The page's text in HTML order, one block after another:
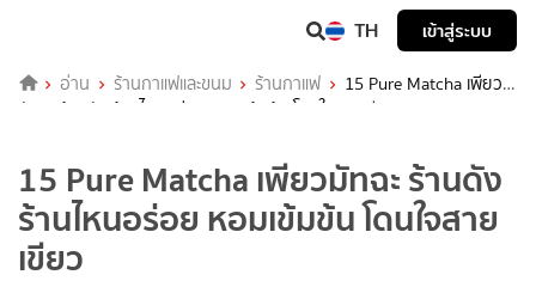
TH เข้าสู่ระบบ
อ่าน ร้านกาแฟและขนม ร้านกาแฟ
15 Pure Matcha เพียว
มัทฉะ ร้านดัง ร้านไหนอร่อย หอมเข้มข้น โดนใจสายเขียว
15 Pure Matcha เพียวมัทฉะ ร้านดัง
ร้านไหนอร่อย หอมเข้มข้น โดนใจสาย
เขียว